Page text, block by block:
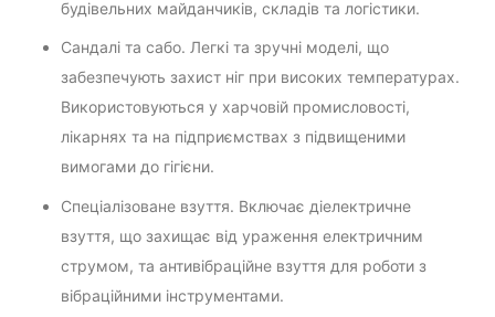
будівельних майданчиків, складів та логістики.
Сандалі та сабо. Легкі та зручні моделі, що
забезпечують захист ніг при високих температурах.
Використовуються у харчовій промисловості,
лікарнях та на підприємствах з підвищеними
вимогами до гігієни.
Спеціалізоване взуття. Включає діелектричне
взуття, що захищає від ураження електричним
струмом, та антивібраційне взуття для роботи з
вібраційними інструментами.